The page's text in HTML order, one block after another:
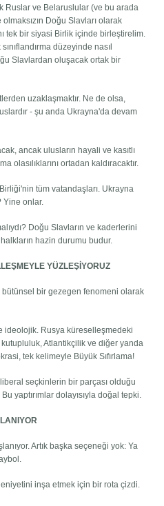
Ruslar ve Belaruslular (ve bu arada
Doğu Slavları olarak
tek bir siyasi Birlik içinde birleştirelim.
düzeyinde nasıl
Slavlardan oluşacak ortak bir
uzaklaşmaktır. Ne de olsa,
- şu anda Ukrayna'da devam
ancak ulusların hayali ve kasıtlı
olasılıklarını ortadan kaldıracaktır.
tüm vatandaşları. Ukrayna
Yine onlar.
Doğu Slavların ve kaderlerini
hazin durumu budur.
YÜZLEŞİYORUZ
bir gezegen fenomeni olarak
ideolojik. Rusya küreselleşmedeki
Atlantikçilik ve diğer yanda
tek kelimeyle Büyük Sıfırlama!
seçkinlerin bir parçası olduğu
yaptırımlar dolayısıyla doğal tepki.
Artık başka seçeneği yok: Ya
inşa etmek için bir rota çizdi.